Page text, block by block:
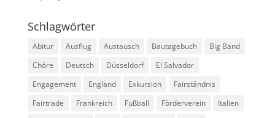
Schlagwörter
Abitur Ausflug Austausch Bautagebuch
Big Band
Chöre
Deutsch Düsseldorf
El Salvador
Engagement
England Exkursion
Fairständnis
Fairtrade
Frankreich Fußball Förderverein
Italien